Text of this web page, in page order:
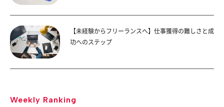
【未経験からフリーランスへ】仕事獲得の難しさと成
功へのステップ
Weekly Ranking